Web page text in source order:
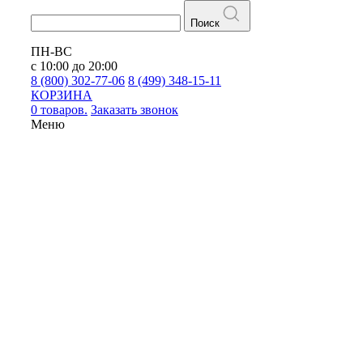
Поиск
ПН-ВС
с 10:00 до 20:00
8 (800) 302-77-06 8 (499) 348-15-11
КОРЗИНА
0 товаров. Заказать звонок
Меню